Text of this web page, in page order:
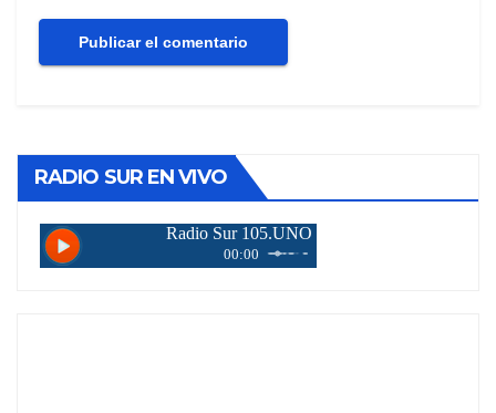
RADIO SUR EN VIVO